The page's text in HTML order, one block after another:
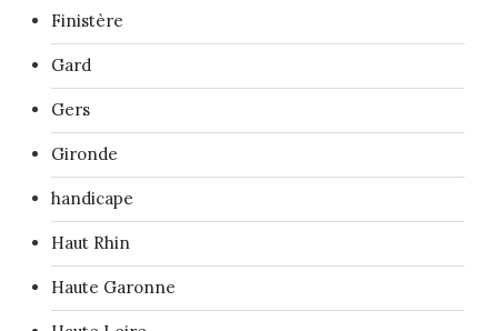
Finistère
Gard
Gers
Gironde
handicape
Haut Rhin
Haute Garonne